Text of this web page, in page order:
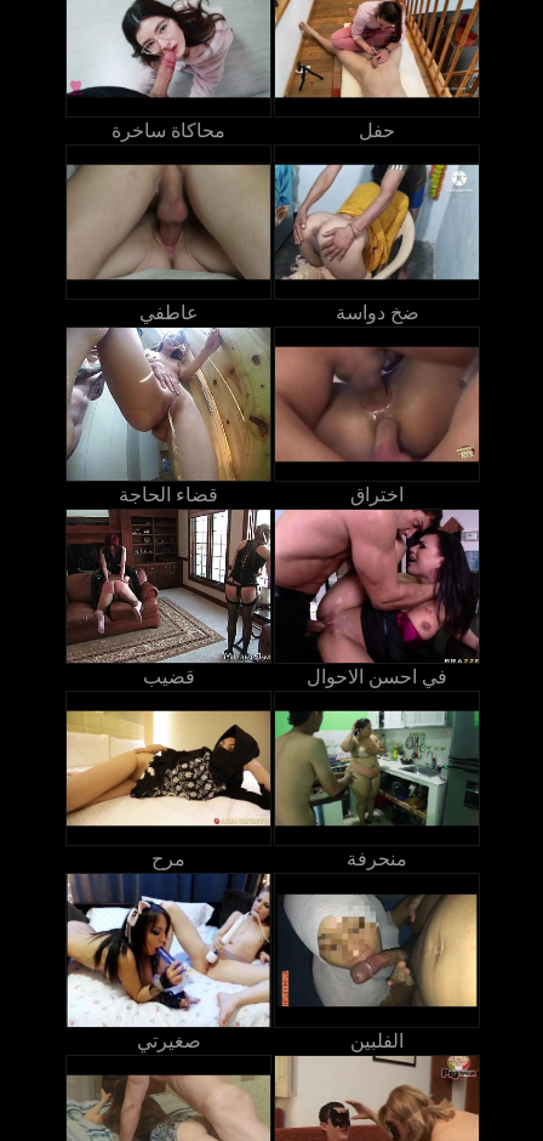
محاكاة ساخرة حفل
عاطفي ضخ دواسة
قضاء الحاجة اختراق
قضيب في احسن الاحوال
مرح منحرفة
صغيرتي الفلبين